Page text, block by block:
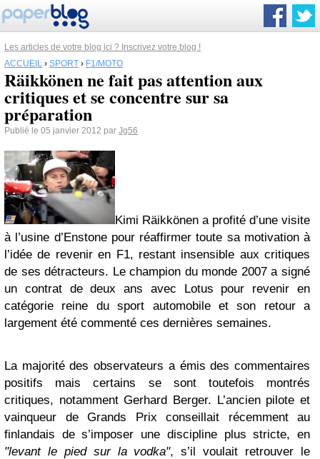
Les articles de votre blog ici ? Inscrivez votre blog !
ACCUEIL › SPORT › F1/MOTO
Räikkönen ne fait pas attention aux
critiques et se concentre sur sa
préparation
Publié le 05 janvier 2012 par Jg56
Kimi Räikkönen a profité d’une visite
à l’usine d’Enstone pour réaffirmer toute sa motivation à
l’idée de revenir en F1, restant insensible aux critiques
de ses détracteurs. Le champion du monde 2007 a signé
un contrat de deux ans avec Lotus pour revenir en
catégorie reine du sport automobile et son retour a
largement été commenté ces dernières semaines.
La majorité des observateurs a émis des commentaires
positifs mais certains se sont toutefois montrés
critiques, notamment Gerhard Berger. L’ancien pilote et
vainqueur de Grands Prix conseillait récemment au
finlandais de s’imposer une discipline plus stricte, en
"levant le pied sur la vodka", s’il voulait retrouver le